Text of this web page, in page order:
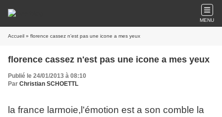
MENU
Accueil » florence cassez n'est pas une icone a mes yeux
florence cassez n'est pas une icone a mes yeux
Publié le 24/01/2013 à 08:10
Par Christian SCHOETTL
la france larmoie,l'émotion est a son comble la